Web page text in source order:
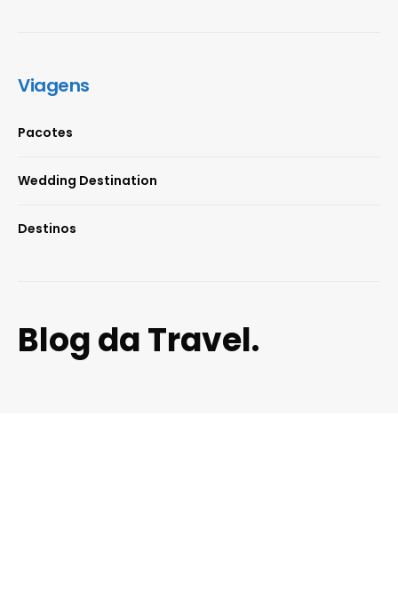
Viagens
Pacotes
Wedding Destination
Destinos
Blog da Travel.